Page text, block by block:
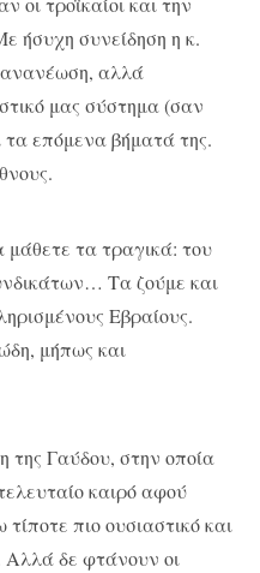
ήσυχη συνείδηση η κ.
ανανέωση, αλλά
μας σύστημα (σαν
επόμενα βήματά της.
μάθετε τα τραγικά: του
Τα ζούμε και
Εβραίους.
μήπως και
της Γαύδου, στην οποία
καιρό αφού
πιο ουσιαστικό και
Αλλά δε φτάνουν οι